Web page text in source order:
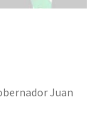
Juan